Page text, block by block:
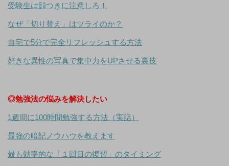
受験生は顔つきに注意しろ！
なぜ「切り替え」はツライのか？
自宅で5分で完全リフレッシュする方法
好きな異性の写真で集中力をUPさせる裏技
◎勉強法の悩みを解決したい
1週間に100時間勉強する方法（実話）
最強の暗記ノウハウを教えます
最も効率的な「１回目の復習」のタイミング